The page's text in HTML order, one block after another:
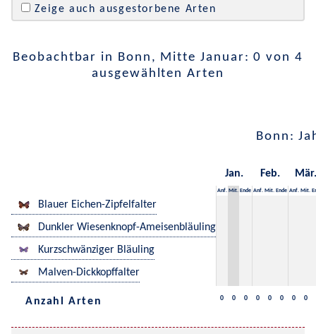
Zeige auch ausgestorbene Arten
Beobachtbar in Bonn, Mitte Januar: 0 von 4
ausgewählten Arten
Bonn:
Jan. Feb. Mär.
Anf. Mit. Ende Anf. Mit. Ende Anf. Mit.
Blauer Eichen-Zipfelfalter
Dunkler Wiesenknopf-Ameisenbläuling
Kurzschwänziger Bläuling
Malven-Dickkopffalter
Anzahl Arten 0 0 0 0 0 0 0 0